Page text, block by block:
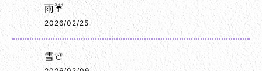
雨☔
2026/02/25
雪☃️